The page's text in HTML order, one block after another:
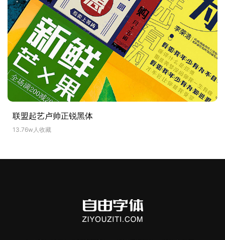
联盟起艺卢帅正锐黑体
13.76w人收藏